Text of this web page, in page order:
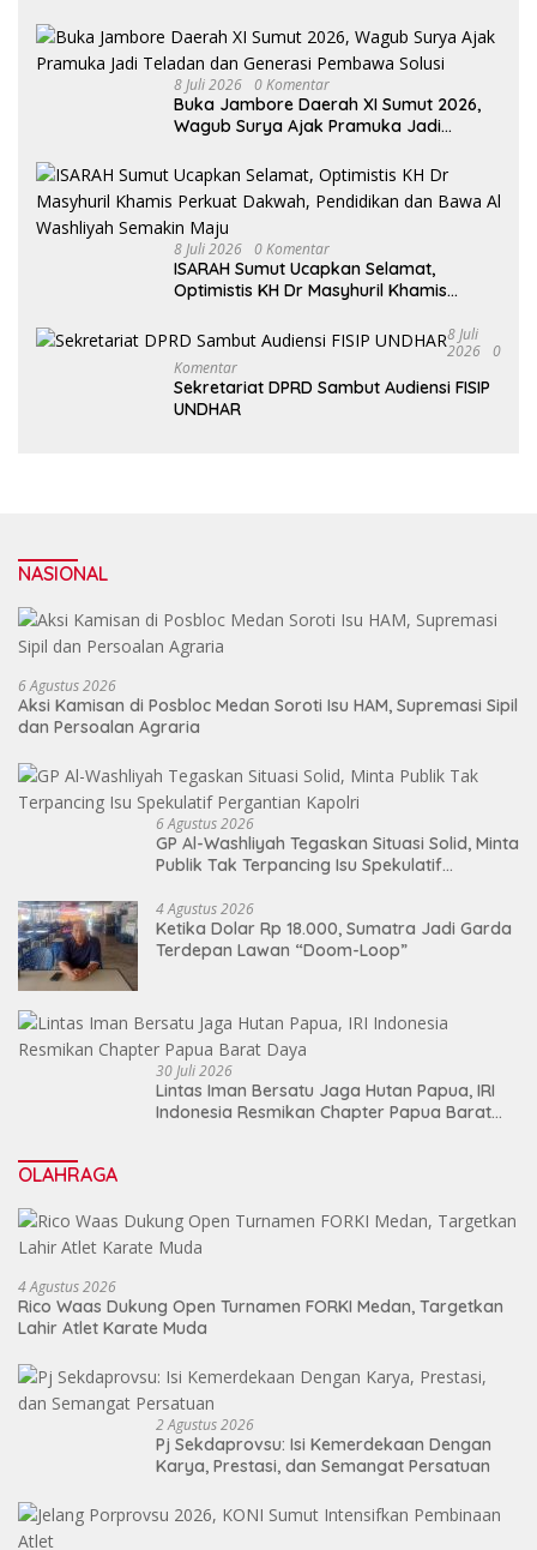
8 Juli 2026 0 Komentar
Buka Jambore Daerah XI Sumut 2026,
Wagub Surya Ajak Pramuka Jadi
8 Juli 2026 0 Komentar
ISARAH Sumut Ucapkan Selamat,
Optimistis KH Dr Masyhuril Khamis
Al Washliyah Semakin Maju
8 Juli
2026 0
Komentar
Sekretariat DPRD Sambut Audiensi FISIP
UNDHAR
NASIONAL
6 Agustus 2026
Aksi Kamisan di Posbloc Medan Soroti Isu HAM, Supremasi Sipil
dan Persoalan Agraria
6 Agustus 2026
GP Al-Washliyah Tegaskan Situasi Solid, Minta
Publik Tak Terpancing Isu Spekulatif
4 Agustus 2026
Ketika Dolar Rp 18.000, Sumatra Jadi Garda
Terdepan Lawan “Doom-Loop”
30 Juli 2026
Lintas Iman Bersatu Jaga Hutan Papua, IRI
Indonesia Resmikan Chapter Papua Barat
OLAHRAGA
4 Agustus 2026
Rico Waas Dukung Open Turnamen FORKI Medan, Targetkan
Lahir Atlet Karate Muda
2 Agustus 2026
Pj Sekdaprovsu: Isi Kemerdekaan Dengan
Karya, Prestasi, dan Semangat Persatuan